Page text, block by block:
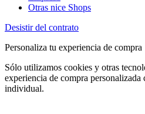
Otras nice Shops
Desistir del contrato
Personaliza tu experiencia de compra
Sólo utilizamos cookies y otras
experiencia de compra
individual.